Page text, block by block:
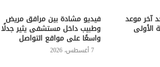
آخر موعد
الأولى
فيديو مشادة بين مرافق مريض
وطبيب داخل مستشفى يثير جدلًا
واسعًا على مواقع التواصل
7 أغسطس، 2026